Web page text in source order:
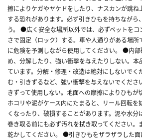
擦によりケガやヤケドをしたり、ナスカンが跳ね
する恐れがあります。必ず引きひもを持ちながら
う。 ●広く安全な場所以外では、必ずペットを
さで固定（ロック）する。車や人通りがある場
に危険を予測しながら使用してください。 ●内
め、分解したり、強い衝撃を与えたりしない。
ています。分解・修理・改造は絶対にしないでく
む・引きずるなど、強い衝撃を与えないでくだ
きずって使用しない。地面への摩擦によりひもが
ホコリや泥がケース内にたまると、リール回転を
くなったり、破損することがあります。泥や水
巻き取る前にも必ず汚れを拭き取ってください。
乾かしてください。 ●引きひもをザラザラした